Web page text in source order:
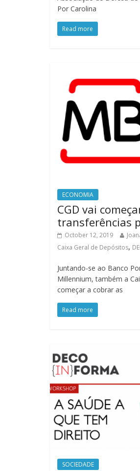
Por Carolina
Read more
ECONOMIA
CGD vai
transferências
October 12, 2019
Caixa Geral de Depósitos,
Juntando-se ao Banco
Millennium, também a
começar a cobrar as
Read more
SOCIEDADE